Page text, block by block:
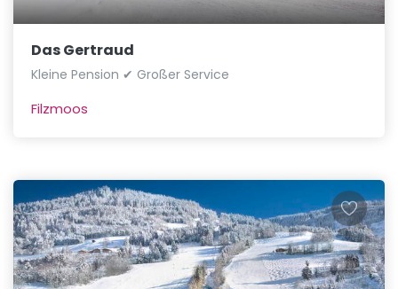
Das Gertraud
Kleine Pension ✔ Großer Service
Filzmoos